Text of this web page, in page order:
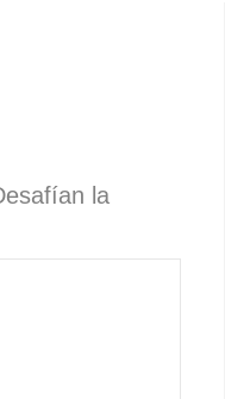
la